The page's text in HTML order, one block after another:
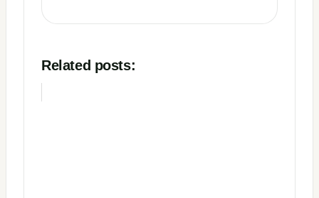
Related posts: